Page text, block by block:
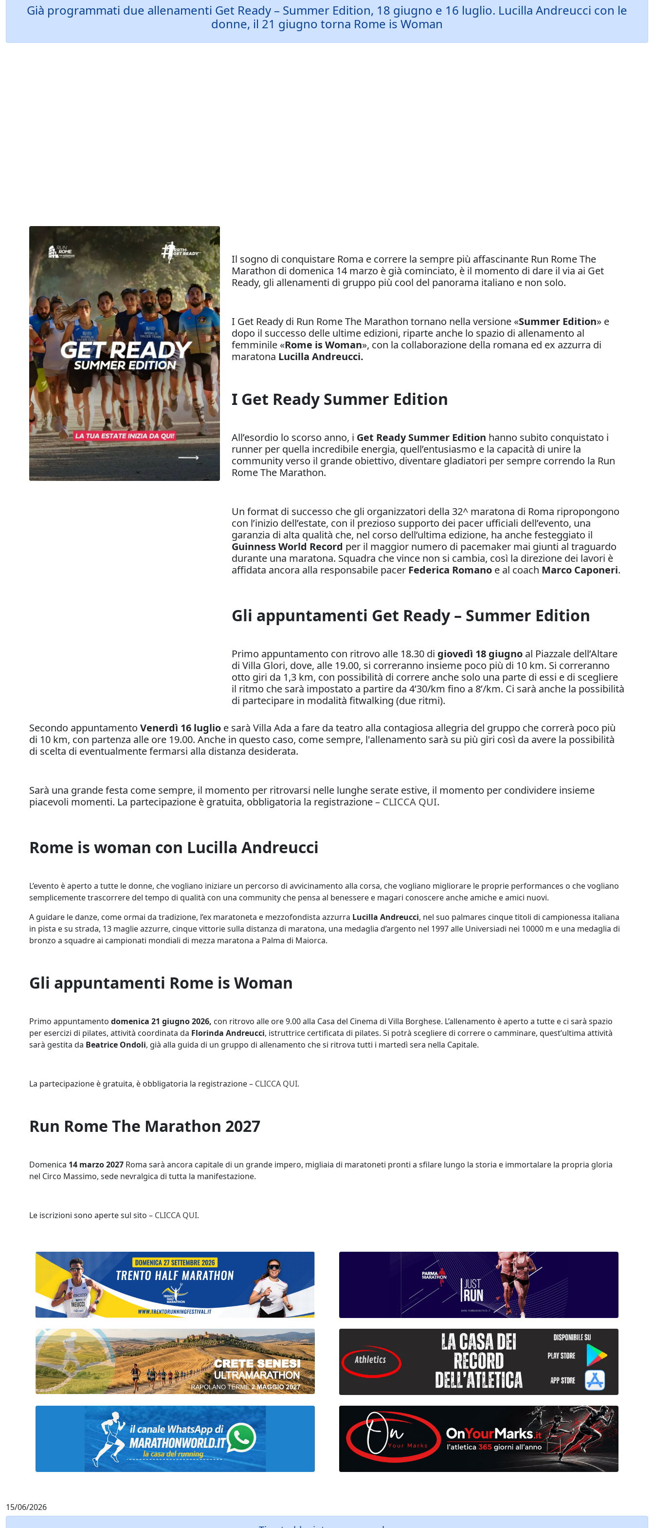
Già programmati due allenamenti Get Ready – Summer Edition, 18 giugno e 16 luglio. Lucilla Andreucci con le
donne, il 21 giugno torna Rome is Woman
Il sogno di conquistare Roma e correre la sempre più affascinante Run Rome The
Marathon di domenica 14 marzo è già cominciato, è il momento di dare il via ai Get
Ready, gli allenamenti di gruppo più cool del panorama italiano e non solo.
I Get Ready di Run Rome The Marathon tornano nella versione «Summer Edition» e
dopo il successo delle ultime edizioni, riparte anche lo spazio di allenamento al
femminile «Rome is Woman», con la collaborazione della romana ed ex azzurra di
maratona Lucilla Andreucci.
I Get Ready Summer Edition
All’esordio lo scorso anno, i Get Ready Summer Edition hanno subito conquistato i
runner per quella incredibile energia, quell’entusiasmo e la capacità di unire la
community verso il grande obiettivo, diventare gladiatori per sempre correndo la Run
Rome The Marathon.
Un format di successo che gli organizzatori della 32^ maratona di Roma ripropongono
con l’inizio dell’estate, con il prezioso supporto dei pacer ufficiali dell’evento, una
garanzia di alta qualità che, nel corso dell’ultima edizione, ha anche festeggiato il
Guinness World Record per il maggior numero di pacemaker mai giunti al traguardo
durante una maratona. Squadra che vince non si cambia, così la direzione dei lavori è
affidata ancora alla responsabile pacer Federica Romano e al coach Marco Caponeri.
Gli appuntamenti Get Ready – Summer Edition
Primo appuntamento con ritrovo alle 18.30 di giovedì 18 giugno al Piazzale dell’Altare
di Villa Glori, dove, alle 19.00, si correranno insieme poco più di 10 km. Si correranno
otto giri da 1,3 km, con possibilità di correre anche solo una parte di essi e di scegliere
il ritmo che sarà impostato a partire da 4’30/km fino a 8’/km. Ci sarà anche la possibilità
di partecipare in modalità fitwalking (due ritmi).
Secondo appuntamento Venerdì 16 luglio e sarà Villa Ada a fare da teatro alla contagiosa allegria del gruppo che correrà poco più
di 10 km, con partenza alle ore 19.00. Anche in questo caso, come sempre, l'allenamento sarà su più giri così da avere la possibilità
di scelta di eventualmente fermarsi alla distanza desiderata.
Sarà una grande festa come sempre, il momento per ritrovarsi nelle lunghe serate estive, il momento per condividere insieme
piacevoli momenti. La partecipazione è gratuita, obbligatoria la registrazione – CLICCA QUI.
Rome is woman con Lucilla Andreucci
L’evento è aperto a tutte le donne, che vogliano iniziare un percorso di avvicinamento alla corsa, che vogliano migliorare le proprie performances o che vogliano
semplicemente trascorrere del tempo di qualità con una community che pensa al benessere e magari conoscere anche amiche e amici nuovi.
A guidare le danze, come ormai da tradizione, l’ex maratoneta e mezzofondista azzurra Lucilla Andreucci, nel suo palmares cinque titoli di campionessa italiana
in pista e su strada, 13 maglie azzurre, cinque vittorie sulla distanza di maratona, una medaglia d’argento nel 1997 alle Universiadi nei 10000 m e una medaglia di
bronzo a squadre ai campionati mondiali di mezza maratona a Palma di Maiorca.
Gli appuntamenti Rome is Woman
Primo appuntamento domenica 21 giugno 2026, con ritrovo alle ore 9.00 alla Casa del Cinema di Villa Borghese. L’allenamento è aperto a tutte e ci sarà spazio
per esercizi di pilates, attività coordinata da Florinda Andreucci, istruttrice certificata di pilates. Si potrà scegliere di correre o camminare, quest’ultima attività
sarà gestita da Beatrice Ondoli, già alla guida di un gruppo di allenamento che si ritrova tutti i martedì sera nella Capitale.
La partecipazione è gratuita, è obbligatoria la registrazione – CLICCA QUI.
Run Rome The Marathon 2027
Domenica 14 marzo 2027 Roma sarà ancora capitale di un grande impero, migliaia di maratoneti pronti a sfilare lungo la storia e immortalare la propria gloria
nel Circo Massimo, sede nevralgica di tutta la manifestazione.
Le iscrizioni sono aperte sul sito – CLICCA QUI.
15/06/2026